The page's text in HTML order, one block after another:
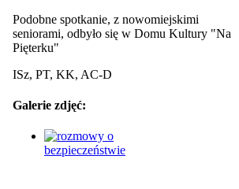
Podobne spotkanie, z nowomiejskimi
seniorami, odbyło się w Domu Kultury "Na
Pięterku"
ISz, PT, KK, AC-D
Galerie zdjęć: